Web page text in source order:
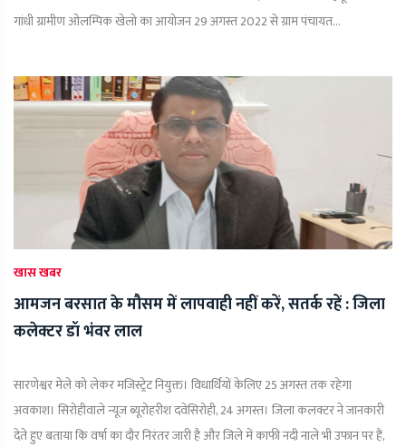
गांधी ग्रामीण ओलम्पिक खेलो का आयोजन 29 अगस्त 2022 से ग्राम पंचायत...
खास खबर
आमजन बरसात के मौसम में लापवाही नहीं करें, सतर्क रहें : जिला
कलेक्टर डॉ भंवर लाल
सारणेश्वर मेले को लेकर मजिस्ट्रेट नियुक्त। विधार्थियों केलिए 25 अगस्त तक रहेगा
अवकाश। सिरोहीवाले न्यूज ब्यूरोहरीश दवेसिरोही, 24 अगस्त। जिला कलक्टर ने जानकारी
देते हुए बताया कि वर्षा का दौर निरंतर जारी है और जिले में काफी नदी नाले भी उफान पर हैं,